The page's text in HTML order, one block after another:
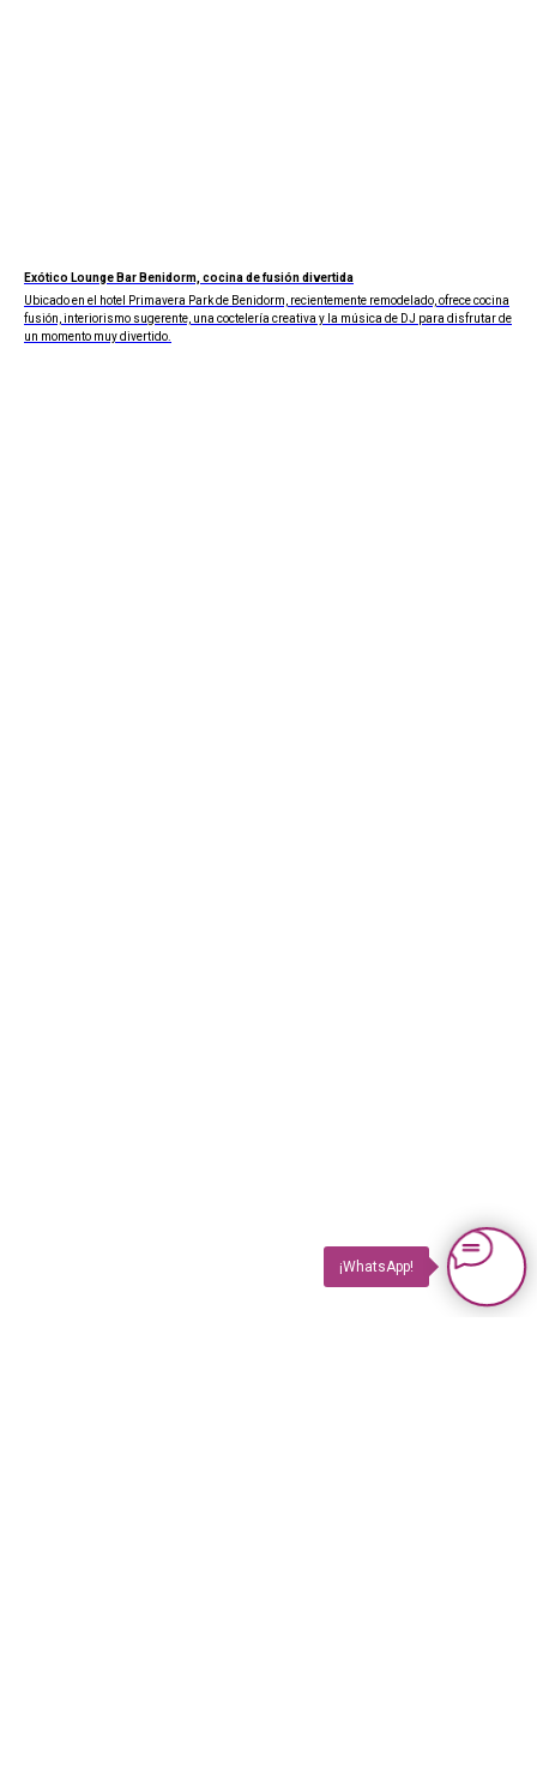
Exótico Lounge Bar Benidorm, cocina de fusión divertida
Ubicado en el hotel Primavera Park de Benidorm, recientemente remodelado, ofrece cocina
fusión, interiorismo sugerente, una coctelería creativa y la música de DJ para disfrutar de
un momento muy divertido.
¡WhatsApp!